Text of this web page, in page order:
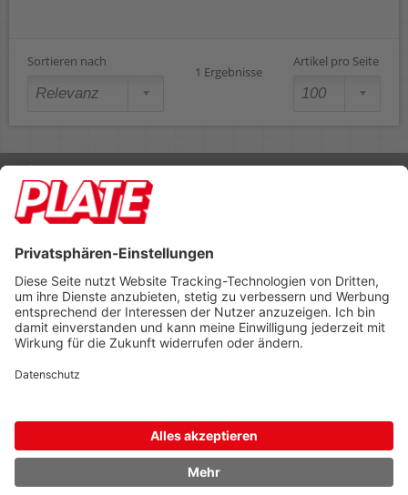
Sortieren nach
1 Ergebnisse
Artikel pro Seite
Rufen Sie uns an 04298 401-0
Lieferbedingungen Impressum
Footer anzeigen
PLATE Büromaterial Vertriebs GmbH
Hilligenwarf 5